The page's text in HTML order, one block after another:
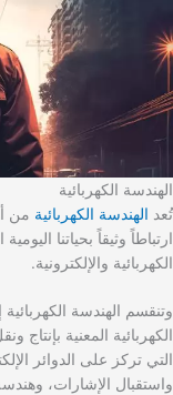
الهندسة الكهربائية
تُعد الهندسة الكهربائية من
ارتباطاً وثيقاً بحياتنا
الكهربائية والإلكترونية.
وتنقسم الهندسة
الكهربائية المعنية بإنتاج
التي تركز على الدوائر
واستقبال الإشارات،